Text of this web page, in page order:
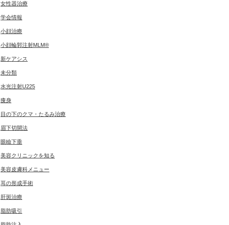
女性器治療
学会情報
小顔治療
小顔輪郭注射MLM®
新ケアシス
未分類
水光注射U225
痩身
目の下のクマ・たるみ治療
眉下切開法
眼瞼下垂
美容クリニックを知る
美容皮膚科メニュー
耳の形成手術
肝斑治療
脂肪吸引